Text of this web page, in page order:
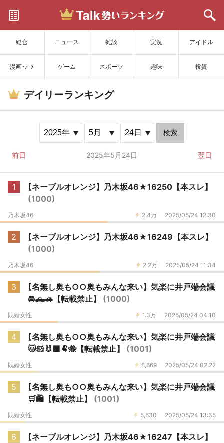
総合 ニュース 雑談 実況 アイドル
漫画･ｱﾆﾒ ゲーム スポーツ 趣味 投資
サイトを更新
デイリーランキング
検索
前日 2025年5月24日 翌日
1
【ネーブルオレンジ】乃木坂46★16250【本スレ】
(1000)
2.4万 2025/05/24 12:30
乃木坂46
2
【ネーブルオレンジ】乃木坂46★16249【本スレ】
(1000)
2.2万 2025/05/24 11:34
乃木坂46
3
【名無し奥も○○奥もみんな来い】気楽に井戸端会議
🚘️🛻🚗【転載禁止】 (1000)
1.3万 2025/05/24 04:10
既婚女性
4
【名無し奥も○○奥もみんな来い】気楽に井戸端会議
🐱🐹🐰🟩🐏🐝【転載禁止】 (1001)
8,669 2025/05/24 02:22
既婚女性
5
【名無し奥も○○奥もみんな来い】気楽に井戸端会議
🛒🛍️【転載禁止】 (1001)
5,630 2025/05/24 13:35
既婚女性
6
【ネーブルオレンジ】乃木坂46★16247【本スレ】